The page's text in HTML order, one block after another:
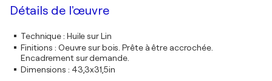
Détails de l'œuvre
Technique: Huile sur Lin
Finitions : Oeuvre sur bois. Prête à être accrochée.
Encadrement sur demande.
Dimensions : 43,3x31,5in